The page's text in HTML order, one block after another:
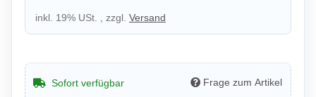
inkl. 19% USt. , zzgl. Versand
Sofort verfügbar Frage zum Artikel